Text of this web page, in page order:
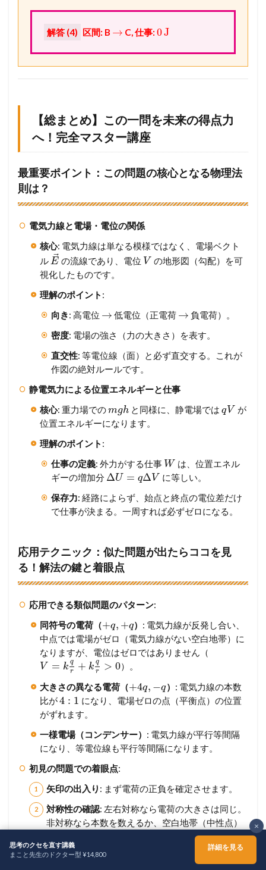
解答 (4) 区間: B → C, 仕事: 0J
【総まとめ】この一問を未来の得点力
へ！完全マスター講座
最重要ポイント：この問題の核心となる物理法
則は？
電気力線と電場・電位の関係
核心: 電気力線は単なる模様ではなく、電場ベクト
ルE の流線であり、電位 V の地形図（勾配）を可
視化したものです。
理解のポイント :
向き: 高電位 → 低電位（正電荷 → 負電荷）。
密度: 電場の強さ（力の大きさ）を表す。
直交性: 等電位線（面）と必ず直交する。これが
作図の絶対ルールです。
静電気力による位置エネルギーと仕事
核心: 重力場でのmgh と同様に、静電場ではqV が
位置エネルギーになります。
理解のポイント :
仕事の定義: 外力がする仕事 W は、位置エネル
ギーの増加分 ΔU = qΔV に等しい。
保存力: 経路によらず、始点と終点の電位差だけ
で仕事が決まる。一周すれば必ずゼロになる。
応用テクニック：似た問題が出たらココを見
る！解法の鍵と着眼点
応用できる類似問題のパターン:
同符号の電荷（+q, +q） : 電気力線が反発し合い、
中点では電場がゼロ（電気力線がない空白地帯）に
なりますが、電位はゼロではありません（
V = k q
r
+ k q
r
> 0）。
大きさの異なる電荷（+4q, −q） : 電気力線の本数
比が4 : 1 になり、電場ゼロの点（平衡点）の位置
がずれます。
一様電場（コンデンサー） : 電気力線が平行等間隔
になり、等電位線も平行等間隔になります。
初見の問題での着眼点:
矢印の出入り : まず電荷の正負を確定させます。
対称性の確認: 左右対称なら電荷の大きさは同じ。
非対称なら本数を数えるか、空白地帯（中性点）
「直交」の意識
×
思考のクセを直す講義
まこと先生のドクター型 ¥14,800
詳細を見る